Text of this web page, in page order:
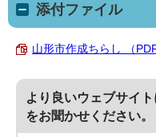
添付ファイル
山形市作成ちらし （
より良いウェブサイ
をお聞かせください。